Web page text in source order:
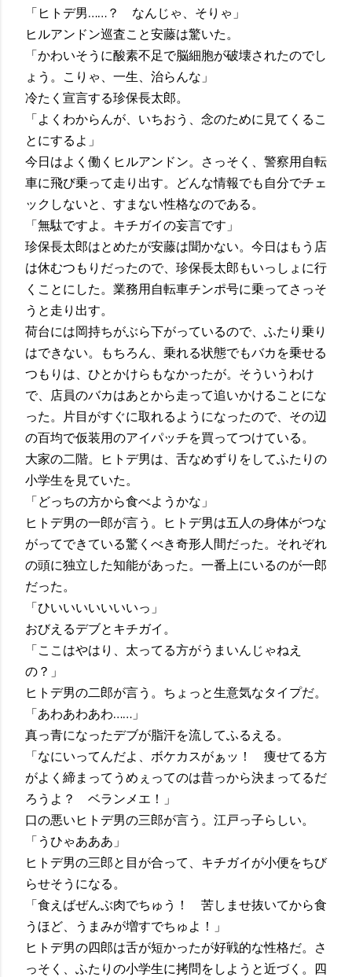
「ヒトデ男……？ なんじゃ、そりゃ」
ヒルアンドン巡査こと安藤は驚いた。
「かわいそうに酸素不足で脳細胞が破壊されたのでし
ょう。こりゃ、一生、治らんな」
冷たく宣言する珍保長太郎。
「よくわからんが、いちおう、念のために見てくるこ
とにするよ」
今日はよく働くヒルアンドン。さっそく、警察用自転
車に飛び乗って走り出す。どんな情報でも自分でチェ
ックしないと、すまない性格なのである。
「無駄ですよ。キチガイの妄言です」
珍保長太郎はとめたが安藤は聞かない。今日はもう店
は休むつもりだったので、珍保長太郎もいっしょに行
くことにした。業務用自転車チンポ号に乗ってさっそ
うと走り出す。
荷台には岡持ちがぶら下がっているので、ふたり乗り
はできない。もちろん、乗れる状態でもバカを乗せる
つもりは、ひとかけらもなかったが。そういうわけ
で、店員のバカはあとから走って追いかけることにな
った。片目がすぐに取れるようになったので、その辺
の百均で仮装用のアイパッチを買ってつけている。
大家の二階。ヒトデ男は、舌なめずりをしてふたりの
小学生を見ていた。
「どっちの方から食べようかな」
ヒトデ男の一郎が言う。ヒトデ男は五人の身体がつな
がってできている驚くべき奇形人間だった。それぞれ
の頭に独立した知能があった。一番上にいるのが一郎
だった。
「ひいいいいいいいっ」
おびえるデブとキチガイ。
「ここはやはり、太ってる方がうまいんじゃねえ
の？」
ヒトデ男の二郎が言う。ちょっと生意気なタイプだ。
「あわあわあわ……」
真っ青になったデブが脂汗を流してふるえる。
「なにいってんだよ、ボケカスがぁッ！ 痩せてる方
がよく締まってうめぇってのは昔っから決まってるだ
ろうよ？ ベランメエ！」
口の悪いヒトデ男の三郎が言う。江戸っ子らしい。
「うひゃあああ」
ヒトデ男の三郎と目が合って、キチガイが小便をちび
らせそうになる。
「食えばぜんぶ肉でちゅう！ 苦しませ抜いてから食
うほど、うまみが増すでちゅよ！」
ヒトデ男の四郎は舌が短かったが好戦的な性格だ。さ
っそく、ふたりの小学生に拷問をしようと近づく。四